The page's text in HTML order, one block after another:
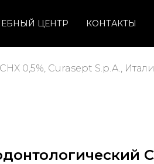
ЦЕНТР КОНТАКТЫ
0,5%, Curasept S.p.A.,